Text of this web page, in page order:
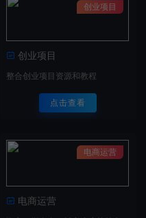
创业项目
创业项目
整合创业项目资源和教程
点击查看
电商运营
电商运营